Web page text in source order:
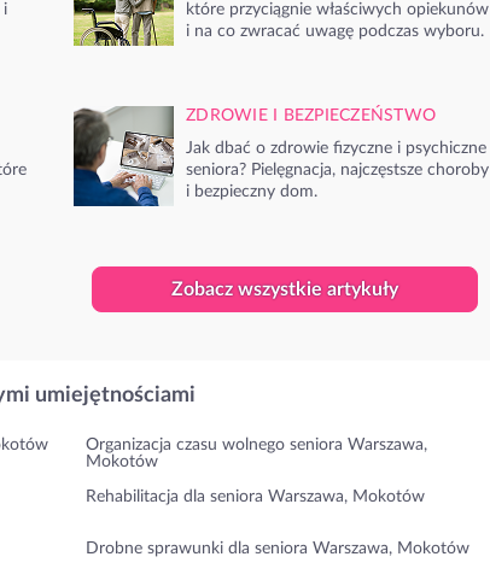
i
które przyciągnie właściwych opiekunów
i na co zwracać uwagę podczas wyboru.
ZDROWIE I BEZPIECZEŃSTWO
Jak dbać o zdrowie fizyczne i psychiczne
seniora? Pielęgnacja, najczęstsze choroby
i bezpieczny dom.
Zobacz wszystkie artykuły
umiejętnościami
Organizacja czasu wolnego seniora Warszawa,
Mokotów
Rehabilitacja dla seniora Warszawa, Mokotów
Drobne sprawunki dla seniora Warszawa, Mokotów